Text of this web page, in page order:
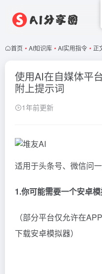
首页 • AI知识库 • AI实用指令 • 正
使用AI在自媒体平
附上提示词
1年前更新
适用于头条号、微信问
1.你可能需要一个安卓
（部分平台仅允许在
下载安卓模拟器）